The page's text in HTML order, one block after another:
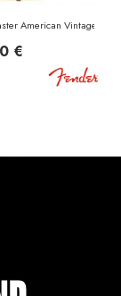
American Vintage II
€